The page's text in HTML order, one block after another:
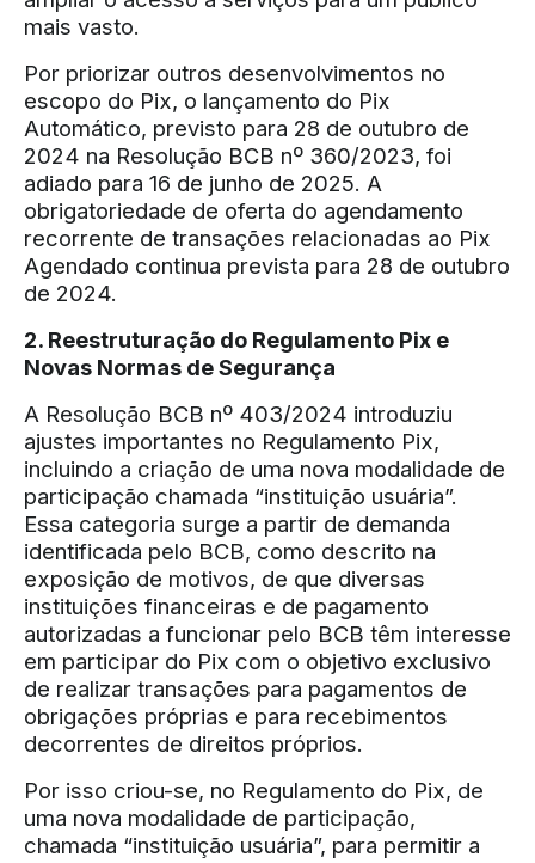
mais vasto.
Por priorizar outros desenvolvimentos no
escopo do Pix, o lançamento do Pix
Automático, previsto para 28 de outubro de
2024 na Resolução BCB nº 360/2023, foi
adiado para 16 de junho de 2025. A
obrigatoriedade de oferta do agendamento
recorrente de transações relacionadas ao Pix
Agendado continua prevista para 28 de outubro
de 2024.
2. Reestruturação do Regulamento Pix e
Novas Normas de Segurança
A Resolução BCB nº 403/2024 introduziu
ajustes importantes no Regulamento Pix,
incluindo a criação de uma nova modalidade de
participação chamada “instituição usuária”.
Essa categoria surge a partir de demanda
identificada pelo BCB, como descrito na
exposição de motivos, de que diversas
instituições financeiras e de pagamento
autorizadas a funcionar pelo BCB têm interesse
em participar do Pix com o objetivo exclusivo
de realizar transações para pagamentos de
obrigações próprias e para recebimentos
decorrentes de direitos próprios.
Por isso criou-se, no Regulamento do Pix, de
uma nova modalidade de participação,
chamada “instituição usuária”, para permitir a